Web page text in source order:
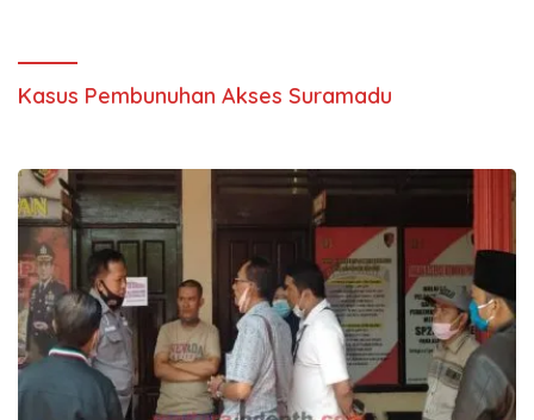
Kasus Pembunuhan Akses Suramadu